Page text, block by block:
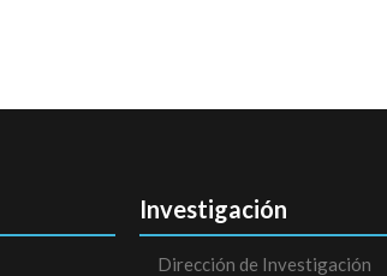
Investigación
Dirección de Investigación